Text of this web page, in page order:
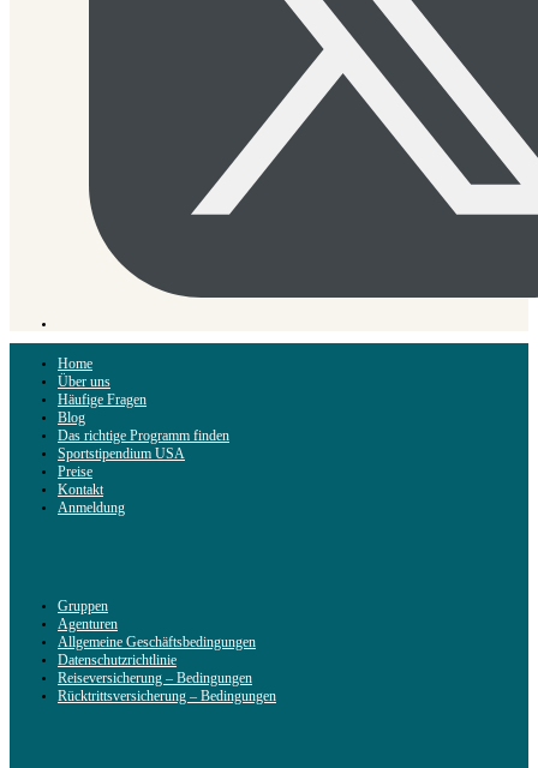
Home
Über uns
Häufige Fragen
Blog
Das richtige Programm finden
Sportstipendium USA
Preise
Kontakt
Anmeldung
Gruppen
Agenturen
Allgemeine Geschäftsbedingungen
Datenschutzrichtlinie
Reiseversicherung – Bedingungen
Rücktrittsversicherung – Bedingungen